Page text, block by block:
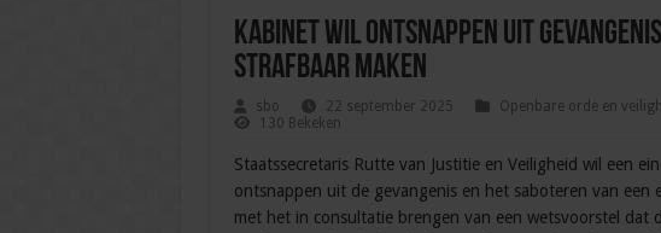
Kabinet wil ontsnappen uit
strafbaar maken
sbo 22 september 2025 Openbare orde en
130 Bekeken
Staatssecretaris Rutte van Justitie en Veiligheid wil een
ontsnappen uit de gevangenis en het saboteren van een
met het in consultatie brengen van een wetsvoorstel dat